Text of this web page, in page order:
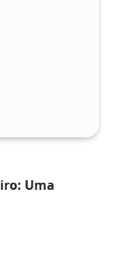
Uma